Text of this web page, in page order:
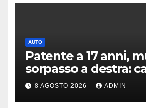
AUTO
Patente a 17 anni,
sorpasso a destra:
tutto, nuove regole
studio
8 AGOSTO 2026 ADMIN